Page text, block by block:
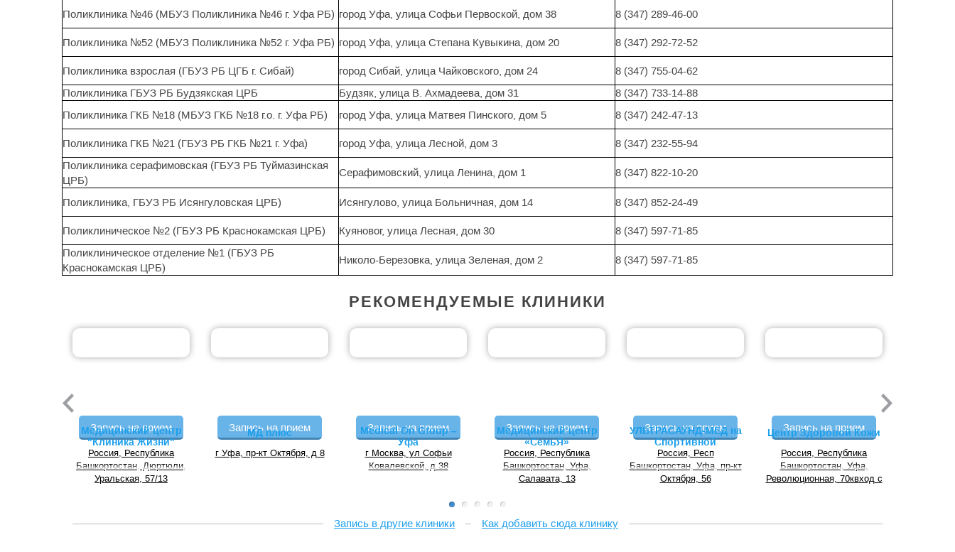
Поликлиника №46 (МБУЗ Поликлиника №46 г. Уфа РБ) город Уфа, улица Софьи Первоской, дом 38 8 (347) 289-46-00
Поликлиника №52 (МБУЗ Поликлиника №52 г. Уфа РБ) город Уфа, улица Степана Кувыкина, дом 20 8 (347) 292-72-52
Поликлиника взрослая (ГБУЗ РБ ЦГБ г. Сибай) город Сибай, улица Чайковского, дом 24
8 (347) 755-04-62
Поликлиника ГБУЗ РБ Будзякская ЦРБ
Будзяк, улица В. Ахмадеева, дом 31
8 (347) 733-14-88
Поликлиника ГКБ №18 (МБУЗ ГКБ №18 г.о. г. Уфа РБ)
город Уфа, улица Матвея Пинского, дом 5 8 (347) 242-47-13
Поликлиника ГКБ №21 (ГБУЗ РБ ГКБ №21 г. Уфа) город Уфа, улица Лесной, дом 3
8 (347) 232-55-94
Поликлиника серафимовская (ГБУЗ РБ Туймазинская
ЦРБ)
Серафимовский, улица Ленина, дом 1 8 (347) 822-10-20
Поликлиника, ГБУЗ РБ Исянгуловская ЦРБ) Исянгулово, улица Больничная, дом 14 8 (347) 852-24-49
Поликлиническое №2 (ГБУЗ РБ Краснокамская ЦРБ) Куяновог, улица Лесная, дом 30
8 (347) 597-71-85
Поликлиническое отделение №1 (ГБУЗ РБ
Краснокамская ЦРБ)
Николо-Березовка, улица Зеленая, дом 2 8 (347) 597-71-85
РЕКОМЕНДУЕМЫЕ КЛИНИКИ
Медицинский центр
"Клиника Жизни"
Запись на прием
Россия, Республика
Башкортостан, Дюртюли,
Уральская, 57/13
МД плюс
Запись на прием
г Уфа, пр-кт Октября, д 8
Medical On Group –
Уфа
Запись на прием
г Москва, ул Софьи
Ковалевской, д 38
Медицинский центр
«СемьЯ»
Запись на прием
Россия, Республика
Башкортостан, Уфа,
Салавата, 13
УЛЬТРАСАУНД-МЕД на
Спортивной
Запись на прием
Россия, Респ
Башкортостан, Уфа, пр-кт
Октября, 56
Центр Здоровой Кожи
Запись на прием
Россия, Республика
Башкортостан, Уфа,
Революционная, 70квход с
Запись в другие клиники Как добавить сюда клинику